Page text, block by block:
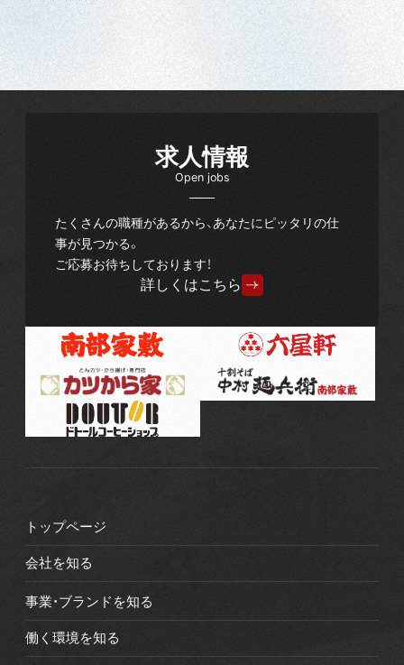
求人情報
Open jobs
たくさんの職種があるから、あなたにピッタリの仕
事が見つかる。
ご応募お待ちしております！
詳しくはこちら
トップページ
会社を知る
事業・ブランドを知る
働く環境を知る